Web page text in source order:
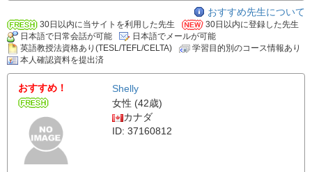
おすすめ先生について
30日以内に当サイトを利用した先生
30日以内に登録した先生
日本語で日常会話が可能
日本語でメールが可能
英語教授法資格あり(TESL/TEFL/CELTA)
学習目的別のコース情報あり
本人確認資料を提出済
おすすめ！
Shelly
女性 (42歳)
カナダ
ID: 37160812